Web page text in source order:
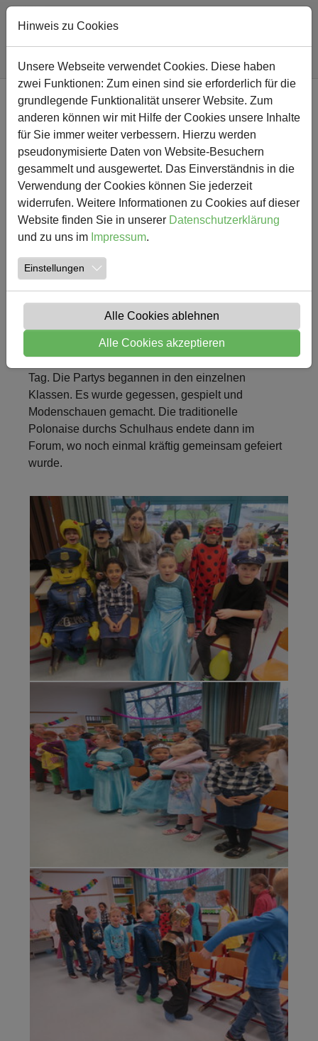
Zum Hauptinhalt springen
Sie sind hier:
Südschule Nachricht
NEWS
Helau und Aalaf am
Rosenmontag in der
Südschule
24.02.2020 Erstellt vonRautenberg
Alle Schulen in Nordrhein-Westfalen haben am
Schule in Kamen widersetzt sich der Tradition.
Die Südschule in Kamen feiert am Rosenmontag
mit kräftigen Aalafs und Helaus den besonderen
Tag. Die Partys begannen in den einzelnen
Klassen. Es wurde gegessen, gespielt und
Modenschauen gemacht. Die traditionelle
Polonaise durchs Schulhaus endete dann im
Forum, wo noch einmal kräftig gemeinsam gefeiert
wurde.
Hinweis zu Cookies
Unsere Webseite verwendet Cookies. Diese haben
zwei Funktionen: Zum einen sind sie erforderlich für die
grundlegende Funktionalität unserer Website. Zum
anderen können wir mit Hilfe der Cookies unsere Inhalte
für Sie immer weiter verbessern. Hierzu werden
pseudonymisierte Daten von Website-Besuchern
gesammelt und ausgewertet. Das Einverständnis in die
Verwendung der Cookies können Sie jederzeit
widerrufen. Weitere Informationen zu Cookies auf dieser
Website finden Sie in unserer Datenschutzerklärung
und zu uns im Impressum.
Einstellungen
Alle Cookies ablehnen
Alle Cookies akzeptieren